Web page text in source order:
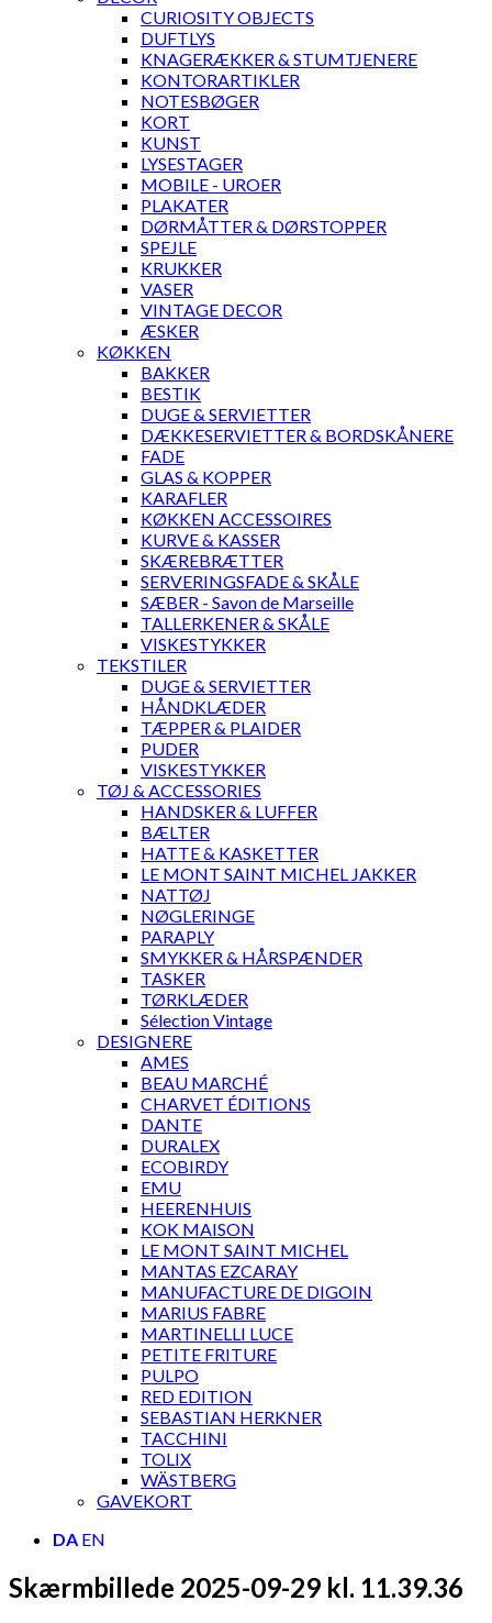
CURIOSITY OBJECTS
DUFTLYS
KNAGERÆKKER & STUMTJENERE
KONTORARTIKLER
NOTESBØGER
KORT
KUNST
LYSESTAGER
MOBILE - UROER
PLAKATER
DØRMÅTTER & DØRSTOPPER
SPEJLE
KRUKKER
VASER
VINTAGE DECOR
ÆSKER
KØKKEN
BAKKER
BESTIK
DUGE & SERVIETTER
DÆKKESERVIETTER & BORDSKÅNERE
FADE
GLAS & KOPPER
KARAFLER
KØKKEN ACCESSOIRES
KURVE & KASSER
SKÆREBRÆTTER
SERVERINGSFADE & SKÅLE
SÆBER - Savon de Marseille
TALLERKENER & SKÅLE
VISKESTYKKER
TEKSTILER
DUGE & SERVIETTER
HÅNDKLÆDER
TÆPPER & PLAIDER
PUDER
VISKESTYKKER
TØJ & ACCESSORIES
HANDSKER & LUFFER
BÆLTER
HATTE & KASKETTER
LE MONT SAINT MICHEL JAKKER
NATTØJ
NØGLERINGE
PARAPLY
SMYKKER & HÅRSPÆNDER
TASKER
TØRKLÆDER
Sélection Vintage
DESIGNERE
AMES
BEAU MARCHÉ
CHARVET ÉDITIONS
DANTE
DURALEX
ECOBIRDY
EMU
HEERENHUIS
KOK MAISON
LE MONT SAINT MICHEL
MANTAS EZCARAY
MANUFACTURE DE DIGOIN
MARIUS FABRE
MARTINELLI LUCE
PETITE FRITURE
PULPO
RED EDITION
SEBASTIAN HERKNER
TACCHINI
TOLIX
WÄSTBERG
GAVEKORT
DA EN
Skærmbillede 2025-09-29 kl. 11.39.36